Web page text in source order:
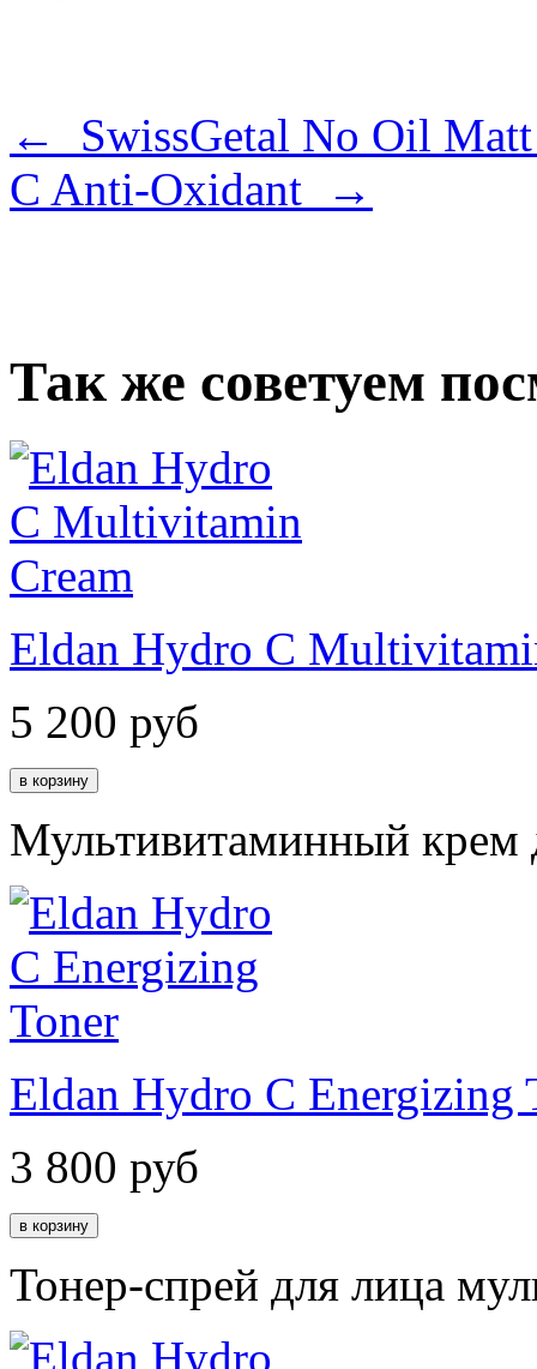
← SwissGetal No Oil Matt
C Anti-Oxidant →
Так же советуем
Eldan Hydro C
5 200 руб
Мультивитаминный крем
Eldan Hydro C Energizing
3 800 руб
Тонер-спрей для лица